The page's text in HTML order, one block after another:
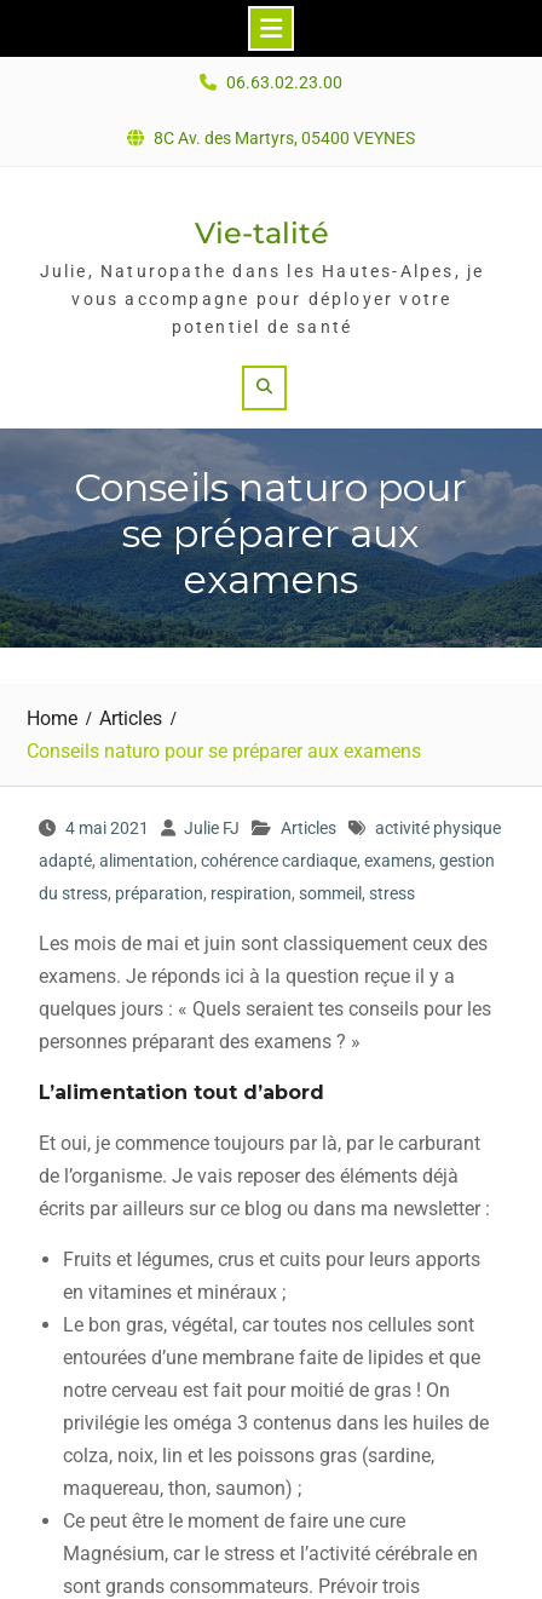
06.63.02.23.00
8C Av. des Martyrs, 05400 VEYNES
Vie-talité
Julie, Naturopathe dans les Hautes-Alpes, je
vous accompagne pour déployer votre
potentiel de santé
Conseils naturo pour
se préparer aux
examens
Home
Articles
Conseils naturo pour se préparer aux examens
4 mai 2021 Julie FJ Articles
activité physique
adapté, alimentation, cohérence cardiaque, examens, gestion
du stress, préparation, respiration, sommeil , stress
Les mois de mai et juin sont classiquement ceux des
examens. Je réponds ici à la question reçue il y a
quelques jours : « Quels seraient tes conseils pour les
personnes préparant des examens ? »
L’alimentation tout d’abord
Et oui, je commence toujours par là, par le carburant
de l’organisme. Je vais reposer des éléments déjà
écrits par ailleurs sur ce blog ou dans ma newsletter :
Fruits et légumes, crus et cuits pour leurs apports
en vitamines et minéraux ;
Le bon gras, végétal, car toutes nos cellules sont
entourées d’une membrane faite de lipides et que
notre cerveau est fait pour moitié de gras ! On
privilégie les oméga 3 contenus dans les huiles de
colza, noix, lin et les poissons gras (sardine,
maquereau, thon, saumon) ;
Ce peut être le moment de faire une cure
Magnésium, car le stress et l’activité cérébrale en
sont grands consommateurs. Prévoir trois